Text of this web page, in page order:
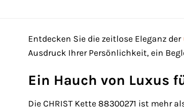
Entdecken Sie die zeitlose Eleganz der
Ausdruck Ihrer Persönlichkeit, ein
Ein Hauch von Luxus
Die CHRIST Kette 88300271 ist